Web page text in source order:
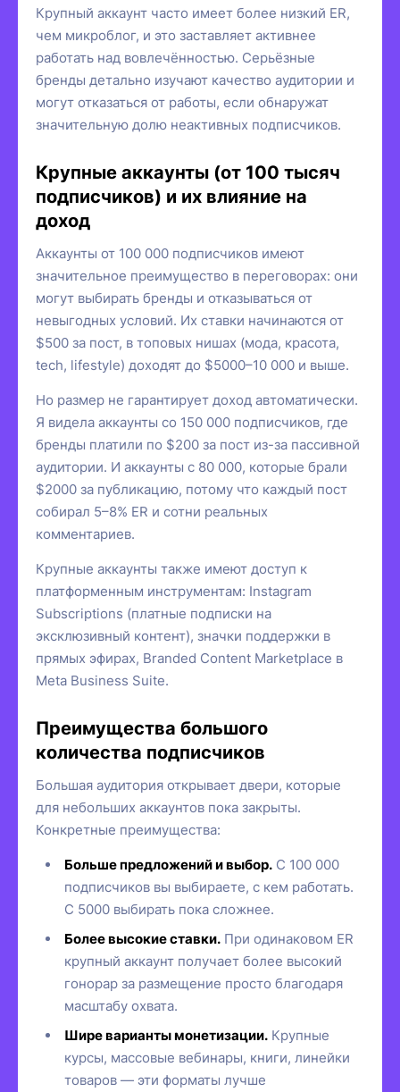
Крупный аккаунт часто имеет более низкий ER,
чем микроблог, и это заставляет активнее
работать над вовлечённостью. Серьёзные
бренды детально изучают качество аудитории и
могут отказаться от работы, если обнаружат
значительную долю неактивных подписчиков.
Крупные аккаунты (от 100 тысяч
подписчиков) и их влияние на
доход
Аккаунты от 100 000 подписчиков имеют
значительное преимущество в переговорах: они
могут выбирать бренды и отказываться от
невыгодных условий. Их ставки начинаются от
$500 за пост, в топовых нишах (мода, красота,
tech, lifestyle) доходят до $5000–10 000 и выше.
Но размер не гарантирует доход автоматически.
Я видела аккаунты со 150 000 подписчиков, где
бренды платили по $200 за пост из-за пассивной
аудитории. И аккаунты с 80 000, которые брали
$2000 за публикацию, потому что каждый пост
собирал 5–8% ER и сотни реальных
комментариев.
Крупные аккаунты также имеют доступ к
платформенным инструментам: Instagram
Subscriptions (платные подписки на
эксклюзивный контент), значки поддержки в
прямых эфирах, Branded Content Marketplace в
Meta Business Suite.
Преимущества большого
количества подписчиков
Большая аудитория открывает двери, которые
для небольших аккаунтов пока закрыты.
Конкретные преимущества:
Больше предложений и выбор. С 100 000
подписчиков вы выбираете, с кем работать.
С 5000 выбирать пока сложнее.
Более высокие ставки. При одинаковом ER
крупный аккаунт получает более высокий
гонорар за размещение просто благодаря
масштабу охвата.
Шире варианты монетизации. Крупные
курсы, массовые вебинары, книги, линейки
товаров — эти форматы лучше